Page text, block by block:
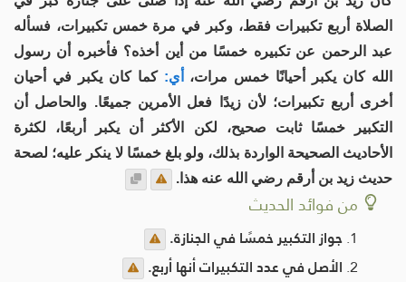
الصلاة أربع تكبيرات فقط، وكبر في مرة خمس تكبيرات، فسأله
عبد الرحمن عن تكبيره خمسًا من أين أخذه؟ فأخبره أن رسول
الله كان يكبر أحيانًا خمس مرات، أي: كما كان يكبر في أحيان
أخرى أربع تكبيرات؛ لأن زيدًا فعل الأمرين جميعًا. والحاصل أن
التكبير خمسًا ثابت صحيح، لكن الأكثر أن يكبر أربعًا، لكثرة
الأحاديث الصحيحة الواردة بذلك، ولو بلغ خمسًا لا ينكر عليه؛ لصحة
حديث زيد بن أرقم رضي الله عنه هذا.
من فوائد الحديث
جواز التكبير خمسًا في الجنازة.
الأصل في عدد التكبيرات أنها أربع.